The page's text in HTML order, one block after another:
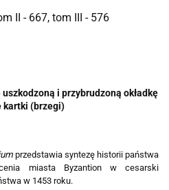
II - 667, tom III - 576
i przybrudzoną okładkę
kartki (brzegi)
przedstawia syntezę historii państwa
miasta Byzantion w cesarski
w 1453 roku.